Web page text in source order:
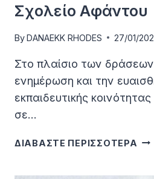
Σχολείο Αφάντου
ByDANAEKK RHODES 27/01/
Στο πλαίσιο των δράσεων
ενημέρωση και την
εκπαιδευτικής
σε…
ΔΙΑΒΑΣΤΕ ΠΕΡΙΣΣΟΤΕΡΑ